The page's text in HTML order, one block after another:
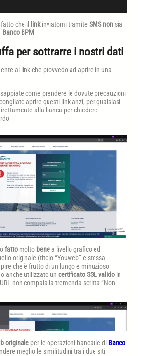
che il linkinviatomi tramite SMS non sia
Banco BPM
per sottrarre i nostri dati
al link che provvedo ad aprire in una
come prendere le dovute precauzioni
aprire questi link anzi, per qualsiasi
alla banca per chiedere
fatto molto bene a livello grafico ed
originale (titolo “Youweb” e stessa
che è frutto di un lungo e minuzioso
anche utilizzato un certificato SSL valido in
non compaia la tremenda scritta “Non
originale per le operazioni bancarie di Banco
meglio le similitudini tra i due siti